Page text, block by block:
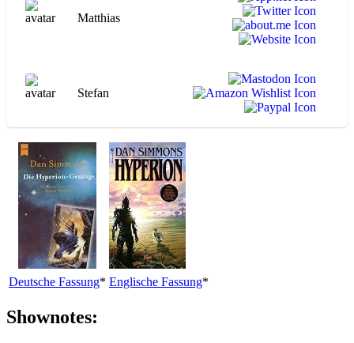
Matthias
Stefan
Deutsche Fassung* Englische Fassung*
Shownotes: